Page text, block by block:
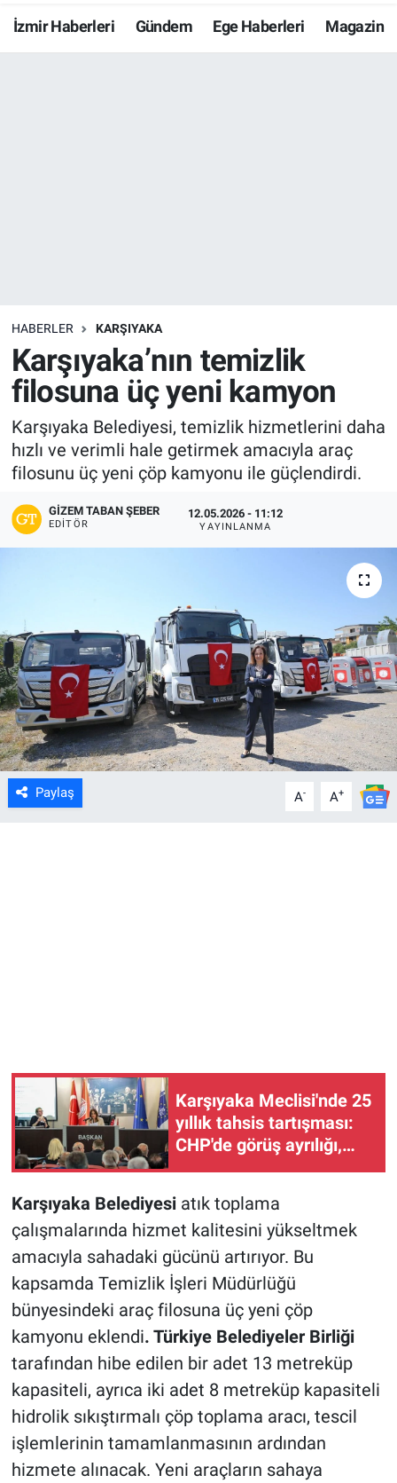
İzmir Haberleri Gündem Ege Haberleri Magazin
HABERLER KARŞIYAKA
Karşıyaka’nın temizlik
filosuna üç yeni kamyon
Karşıyaka Belediyesi, temizlik hizmetlerini daha
hızlı ve verimli hale getirmek amacıyla araç
filosunu üç yeni çöp kamyonu ile güçlendirdi.
GIZEM TABAN ŞEBER
EDITÖR
12.05.2026 - 11:12
YAYINLANMA
Paylaş A- A+
Karşıyaka Meclisi'nde 25
yıllık tahsis tartışması:
CHP'de görüş ayrılığı,
Karşıyaka Belediyesiatık toplama
çalışmalarında hizmet kalitesini yükseltmek
amacıyla sahadaki gücünü artırıyor. Bu
kapsamda Temizlik İşleri Müdürlüğü
bünyesindeki araç filosuna üç yeni çöp
kamyonu eklendi. Türkiye Belediyeler Birliği
tarafından hibe edilen bir adet 13 metreküp
kapasiteli, ayrıca iki adet 8 metreküp kapasiteli
hidrolik sıkıştırmalı çöp toplama aracı, tescil
işlemlerinin tamamlanmasının ardından
hizmete alınacak. Yeni araçların sahaya
Resmi İlanlar